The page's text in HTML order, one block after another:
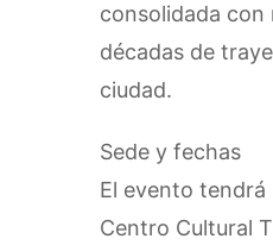
consolidada con
décadas de
ciudad.
Sede y fechas
El evento tendrá
Centro Cultural